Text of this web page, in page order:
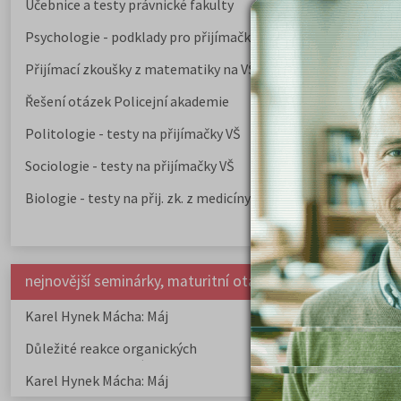
Učebnice a testy právnické fakulty
Psychologie - podklady pro přijímačky
Přijímací zkoušky z matematiky na VŠE Praha
Řešení otázek Policejní akademie
Politologie - testy na přijímačky VŠ
Sociologie - testy na přijímačky VŠ
Biologie - testy na přij. zk. z medicíny
nejnovější seminárky, maturitní otázky a čtenářsky deník
Karel Hynek Mácha: Máj
Karel Havlíček
elegie
Důležité reakce organických
sloučenin a jejich význam
Zákonitosti v
Karel Hynek Mácha: Máj
Karel Havlíček